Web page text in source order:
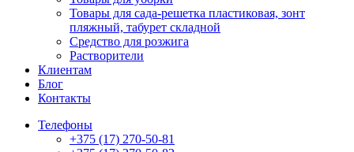
Товары для сада-решетка пластиковая, зонт
пляжный, табурет складной
Средство для розжига
Растворители
Клиентам
Блог
Контакты
Телефоны
+375 (17) 270-50-81